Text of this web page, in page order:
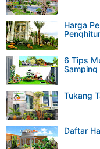
Harga
6 Tips
Samping
Tukang
Daftar